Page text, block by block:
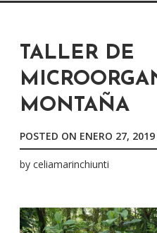
TALLER DE
MONTAÑA
POSTED ON ENERO 27, 2019
by celiamarinchiunti